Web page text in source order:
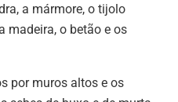
a mármore, o tijolo
madeira, o betão e os
por muros altos e os